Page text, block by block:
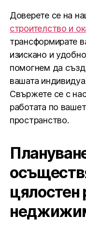
Доверете се на
строителство и
трансформирате
изискано и
помогнем да
вашата
Свържете се с
работата по
пространство.
цялостен